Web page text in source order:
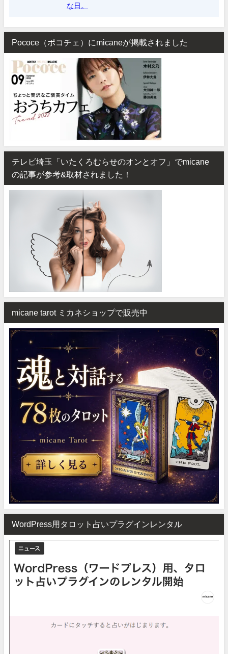
な日。
Pococe（ポコチェ）にmicaneが掲載されました
テレビ埼玉「いたくろむらせのオンとオフ」でmicane
の記事が参考&取材されました！
micane tarot ミカネショップで販売中
WordPress用タロット占いプラグインレンタル